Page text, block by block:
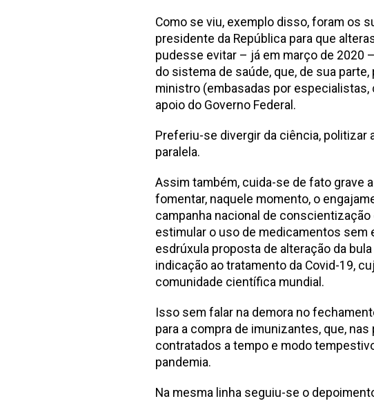
Como se viu, exemplo disso, foram os
presidente da República para que
pudesse evitar – já em março de 2020
do sistema de saúde, que, de sua
ministro (embasadas por
apoio do Governo Federal.
Preferiu-se divergir da ciência, politizar
paralela.
Assim também, cuida-se de fato grave
fomentar, naquele momento, o
campanha nacional de
estimular o uso de medicamentos sem
esdrúxula proposta de alteração da
indicação ao tratamento da Covid-19,
comunidade científica mundial.
Isso sem falar na demora no
para a compra de imunizantes, que,
contratados a tempo e modo
pandemia.
Na mesma linha seguiu-se o